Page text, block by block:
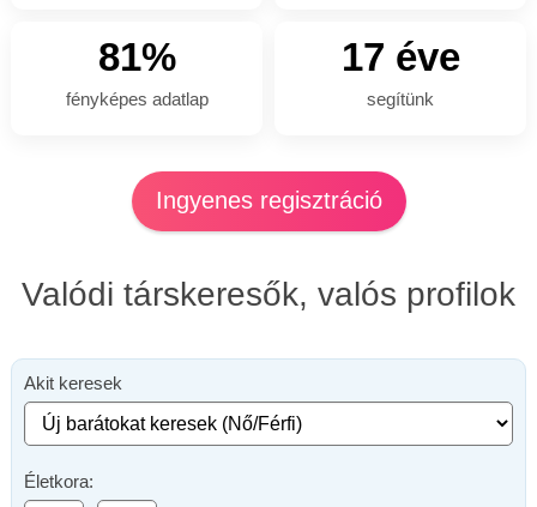
81%
fényképes adatlap
17 éve
segítünk
Ingyenes regisztráció
Valódi társkeresők, valós profilok
Akit keresek
Életkora: